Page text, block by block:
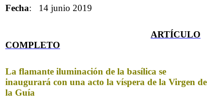
Fecha: 14 junio 2019
ARTÍCULO
COMPLETO
La flamante iluminación de la basílica se
inaugurará con una acto la víspera de la Virgen de
la Guía